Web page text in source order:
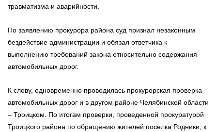
травматизма и аварийности.
По заявлению прокурора района суд признал незаконным
бездействие администрации и обязал ответчика к
выполнению требований закона относительно содержания
автомобильных дорог.
К слову, одновременно проводилась прокурорская проверка
автомобильных дорог и в другом районе Челябинской области
– Троицком. По итогам проверки, проведенной прокуратурой
Троицкого района по обращению жителей поселка Родники, к